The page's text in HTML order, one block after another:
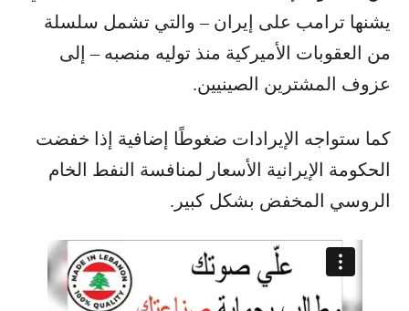
يشنها ترامب على إيران – والتي تشمل سلسلة
من العقوبات الأميركية منذ توليه منصبه – إلى
عزوف المشترين الصينيين.
كما ستواجه الإيرادات ضغوطًا إضافية إذا خفضت
الحكومة الإيرانية الأسعار لمنافسة النفط الخام
الروسي المخفض بشكل كبير.